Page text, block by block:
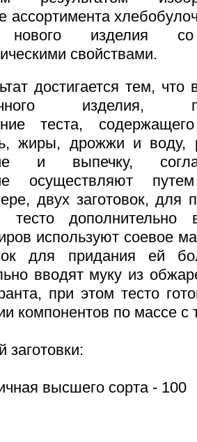
ассортимента
нового изделия со
свойствами.
достигается тем, что
изделия,
теста,
жиры, дрожжи и воду,
и выпечку,
осуществляют
двух заготовок, для
тесто дополнительно
используют соевое
для придания ей
вводят муку из
при этом тесто
компонентов по массе с
заготовки:
высшего сорта - 100